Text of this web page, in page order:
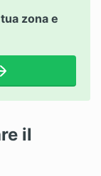
zona e
il